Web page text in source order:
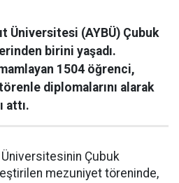
Üniversitesi (AYBÜ) Çubuk
birini yaşadı.
1504 öğrenci,
diplomalarını alarak
attı.
Üniversitesinin Çubuk
mezuniyet töreninde,